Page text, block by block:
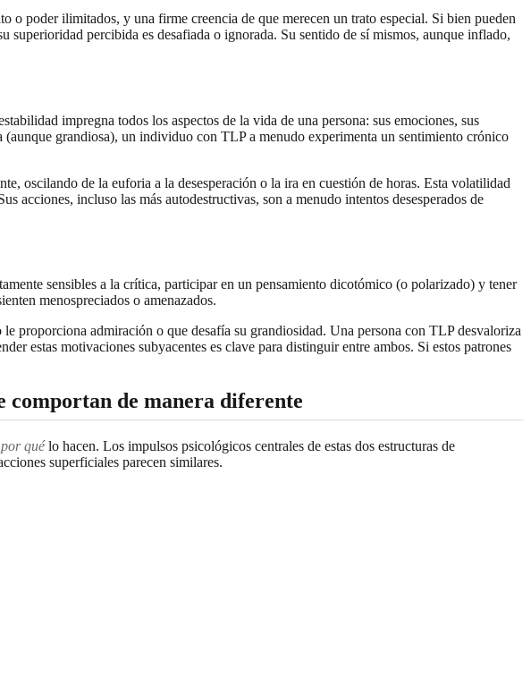
o poder ilimitados, y una firme creencia de que merecen un trato especial. Si bien pueden
superioridad percibida es desafiada o ignorada. Su sentido de sí mismos, aunque inflado,
impregna todos los aspectos de la vida de una persona: sus emociones, sus
grandiosa), un individuo con TLP a menudo experimenta un sentimiento crónico
oscilando de la euforia a la desesperación o la ira en cuestión de horas. Esta volatilidad
acciones, incluso las más autodestructivas, son a menudo intentos desesperados de
sensibles a la crítica, participar en un pensamiento dicotómico (o polarizado) y tener
menospreciados o amenazados.
proporciona admiración o que desafía su grandiosidad. Una persona con TLP desvaloriza
estas motivaciones subyacentes es clave para distinguir entre ambos. Si estos patrones
comportan de manera diferente
por quélo hacen. Los impulsos psicológicos centrales de estas dos estructuras de
superficiales parecen similares.